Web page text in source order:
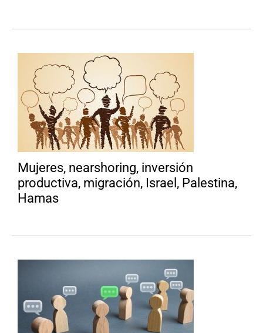
Mujeres, nearshoring, inversión
productiva, migración, Israel, Palestina,
Hamas